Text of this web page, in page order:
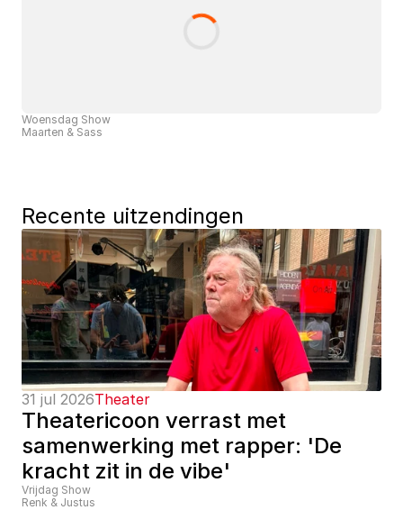
Woensdag Show
Maarten & Sass
Recente uitzendingen
31 jul 2026Theater
Theatericoon verrast met
samenwerking met rapper: 'De
kracht zit in de vibe'
Vrijdag Show
Renk & Justus